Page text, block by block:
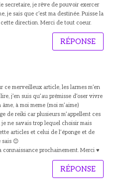
secretaire, je rêve de pouvoir exercer
je sais que c’est ma destinée. Puisse la
direction. Merci de tout coeur.
RÉPONSE
ce merveilleux article, les larmes m’en
j’en suis qu’au prémisse d’oser vivre
à moi meme (moi m’aime)
de reiki car plusieurs m’appellent ces
je ne savais trop lequel choisir mais
articles et celui de l’éponge et de
sais 😊
connaissance prochainement. Merci ♥️
RÉPONSE